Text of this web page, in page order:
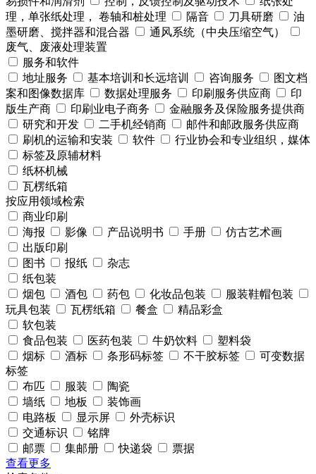
理，单张纸处理， 卷轴和桩处理
隔音 刀具研磨
油
墨研磨、搅拌器和混合器
通风系统（中央压缩空气）
废气、废液处理装置
服务和软件
地址服务
基本培训和长远培训 咨询服务
图文档
案和图像数据库
数据处理服务 印刷服务供应商
印
版生产商
印刷业电子商务
金融服务及保险服务提供商
研究和开发
二手机经销商
邮件和邮政服务供应商
刷机的运输和安装
软件
行业协会和专业组织，媒体
标签及原辅材料
纸杯机械
瓦楞纸箱
按应用领域检索
商业印刷
海报
影像 产品说明书 手册
仿古艺术画
出版印刷
图书
报纸
杂志
纸包装
烟包
酒包 药包 化妆品包装
服装鞋帽包装
玩具包装
瓦楞纸箱 餐盒
精品彩盒
软包装
食品包装
医药包装 牛奶饮料
塑料袋
烟标
酒标 条形码标签 不干胶标签
可变数据
标签
布匹
服装
陶瓷
墙纸
地板
装饰画
电路板
显示屏
外壳标识
交通标识
铭牌
邮票
集邮册 快递袋
票据
查看更多